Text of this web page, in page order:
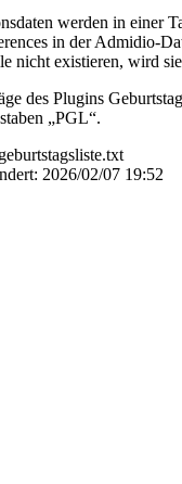
werden in einer
in der Admidio-
nicht existieren, wird
des Plugins
„PGL“.
2026/02/07 19:52